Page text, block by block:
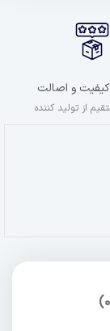
و اصالت
از تولید کننده